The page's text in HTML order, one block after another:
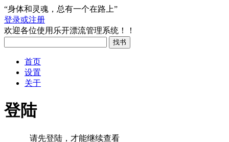
“身体和灵魂，总有一个在路上”
登录或注册
欢迎各位使用乐开漂流管理系统！！
首页
设置
关于
登陆
请先登陆，才能继续查看